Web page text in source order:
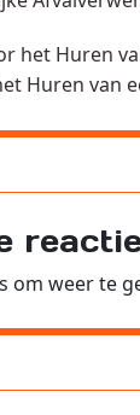
het Huren
Huren van
om weer te